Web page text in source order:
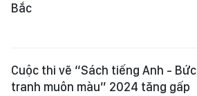
Bắc
Cuộc thi vẽ “Sách tiếng Anh - Bức
tranh muôn màu” 2024 tăng gấp